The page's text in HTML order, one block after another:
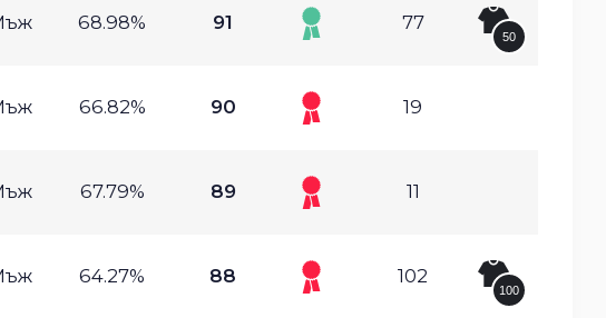
68.98% 91 77
50
66.82% 90 19
67.79% 89 11
64.27% 88 102
100